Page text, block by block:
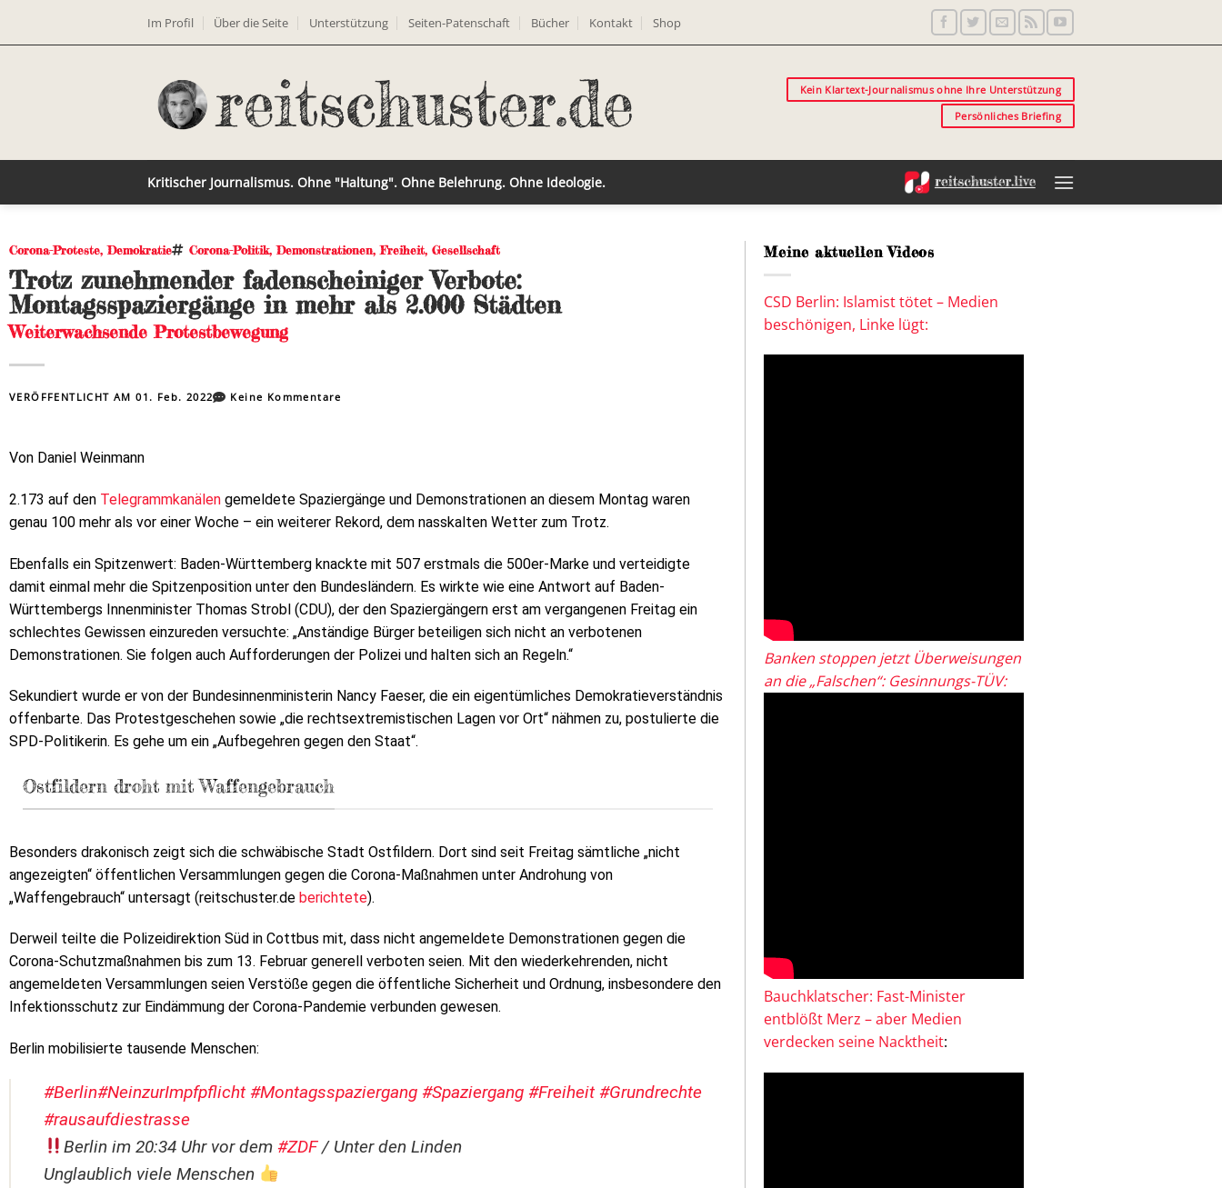
Im Profil Über die Seite Unterstützung Seiten-Patenschaft Bücher Kontakt Shop
Kein Klartext-Journalismus ohne Ihre Unterstützung
Persönliches Briefing
Kritischer Journalismus. Ohne "Haltung". Ohne Belehrung. Ohne Ideologie.
Corona-Proteste,Demokratie Corona-Politik,Demonstrationen,Freiheit, Gesellschaft
Trotz zunehmender fadenscheiniger Verbote:
Montagsspaziergänge in mehr als 2.000 Städten
Weiterwachsende Protestbewegung
VERÖFFENTLICHT AM01. Feb. 2022 Keine Kommentare
Von Daniel Weinmann
2.173 auf den Telegrammkanälen gemeldete Spaziergänge und Demonstrationen an diesem Montag waren
genau 100 mehr als vor einer Woche – ein weiterer Rekord, dem nasskalten Wetter zum Trotz.
Ebenfalls ein Spitzenwert: Baden-Württemberg knackte mit 507 erstmals die 500er-Marke und verteidigte
damit einmal mehr die Spitzenposition unter den Bundesländern. Es wirkte wie eine Antwort auf Baden-
Württembergs Innenminister Thomas Strobl (CDU), der den Spaziergängern erst am vergangenen Freitag ein
schlechtes Gewissen einzureden versuchte: „Anständige Bürger beteiligen sich nicht an verbotenen
Demonstrationen. Sie folgen auch Aufforderungen der Polizei und halten sich an Regeln.“
Sekundiert wurde er von der Bundesinnenministerin Nancy Faeser, die ein eigentümliches Demokratieverständnis
offenbarte. Das Protestgeschehen sowie „die rechtsextremistischen Lagen vor Ort“ nähmen zu, postulierte die
SPD-Politikerin. Es gehe um ein „Aufbegehren gegen den Staat“.
Ostfildern droht mit Waffengebrauch
Besonders drakonisch zeigt sich die schwäbische Stadt Ostfildern. Dort sind seit Freitag sämtliche „nicht
angezeigten“ öffentlichen Versammlungen gegen die Corona-Maßnahmen unter Androhung von
„Waffengebrauch“ untersagt (reitschuster.de berichtete).
Derweil teilte die Polizeidirektion Süd in Cottbus mit, dass nicht angemeldete Demonstrationen gegen die
Corona-Schutzmaßnahmen bis zum 13. Februar generell verboten seien. Mit den wiederkehrenden, nicht
angemeldeten Versammlungen seien Verstöße gegen die öffentliche Sicherheit und Ordnung, insbesondere den
Infektionsschutz zur Eindämmung der Corona-Pandemie verbunden gewesen.
Berlin mobilisierte tausende Menschen:
#Berlin#NeinzurImpfpflicht #Montagsspaziergang #Spaziergang #Freiheit #Grundrechte
#rausaufdiestrasse
Berlin im 20:34 Uhr vor dem #ZDF/ Unter den Linden
Unglaublich viele Menschen
Meine aktuellen Videos
CSD Berlin: Islamist tötet – Medien
beschönigen, Linke lügt:
Banken stoppen jetzt Überweisungen
an die „Falschen“: Gesinnungs-TÜV:
Bauchklatscher: Fast-Minister
entblößt Merz – aber Medien
verdecken seine Nacktheit: